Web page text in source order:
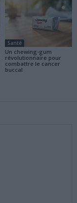
Santé
Un chewing-gum
révolutionnaire pour
combattre le cancer
buccal